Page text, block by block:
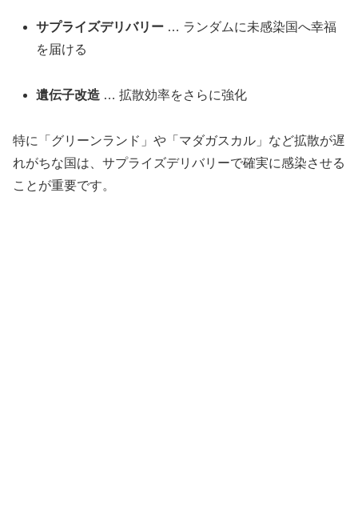
サプライズデリバリー … ランダムに未感染国へ幸福
を届ける
遺伝子改造 … 拡散効率をさらに強化
特に「グリーンランド」や「マダガスカル」など拡散が遅
れがちな国は、サプライズデリバリーで確実に感染させる
ことが重要です。